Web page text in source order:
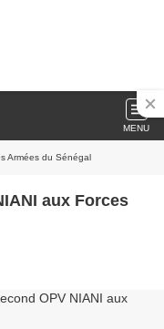
MENU
Armées du Sénégal
aux Forces